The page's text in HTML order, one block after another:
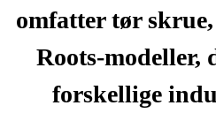
omfatter tør
Roots-modeller,
forskellige